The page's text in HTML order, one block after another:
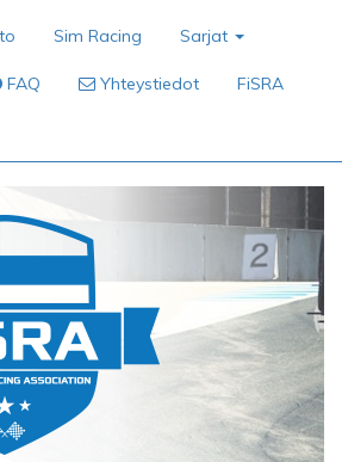
Sim Racing Sarjat
FAQ Yhteystiedot FiSRA